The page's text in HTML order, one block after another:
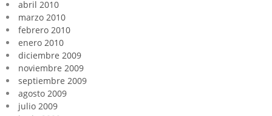
abril 2010
marzo 2010
febrero 2010
enero 2010
diciembre 2009
noviembre 2009
septiembre 2009
agosto 2009
julio 2009